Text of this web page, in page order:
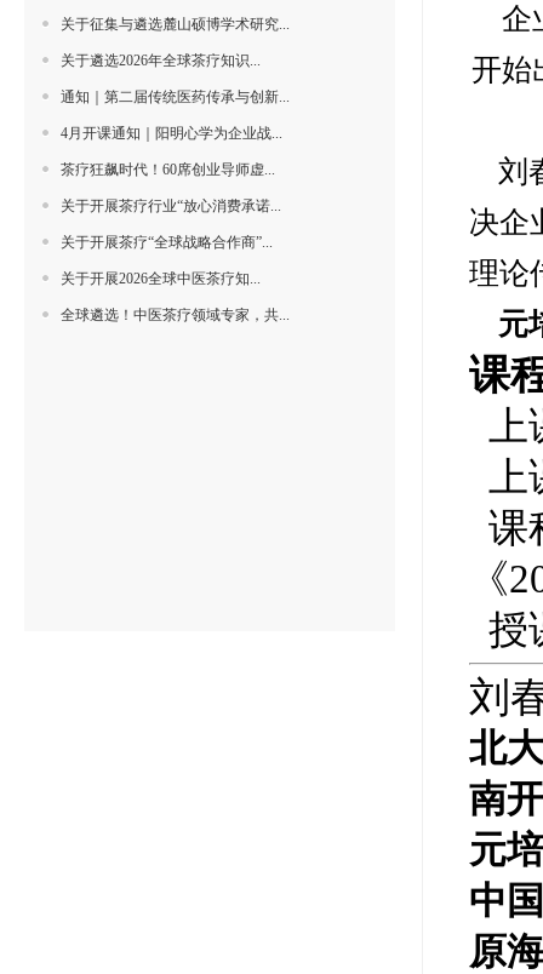
关于征集与遴选麓山硕博学术研究...
关于遴选2026年全球茶疗知识...
通知｜第二届传统医药传承与创新...
4月开课通知｜阳明心学为企业战...
茶疗狂飙时代！60席创业导师虚...
关于开展茶疗行业“放心消费承诺...
关于开展茶疗“全球战略合作商”...
关于开展2026全球中医茶疗知...
全球遴选！中医茶疗领域专家，共...
企
开始
刘
决企
理论
元
课
上
上
课
《
授
刘
北
南
元
中
原